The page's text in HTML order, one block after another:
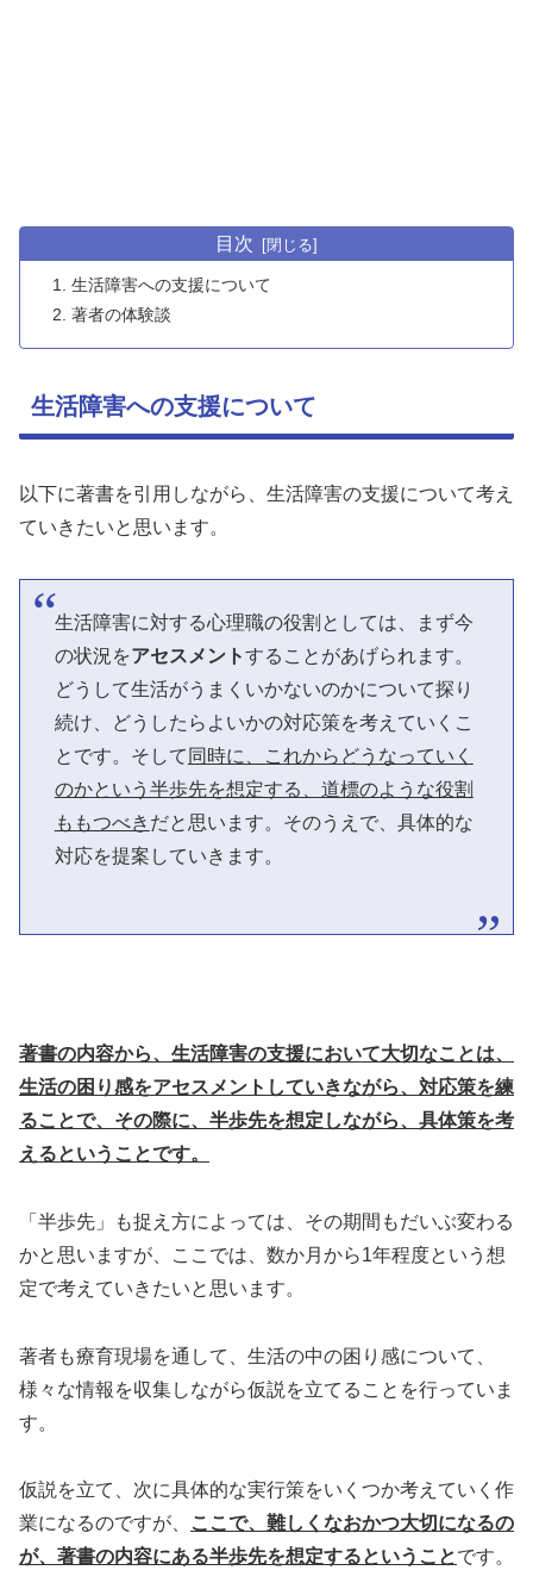
目次
生活障害への支援について
著者の体験談
生活障害への支援について
以下に著書を引用しながら、生活障害の支援について考え
ていきたいと思います。
生活障害に対する心理職の役割としては、まず今
の状況をアセスメントすることがあげられます。
どうして生活がうまくいかないのかについて探り
続け、どうしたらよいかの対応策を考えていくこ
とです。そして 同時に、これからどうなっていく
のかという半歩先を想定する、道標のような役割
ももつべき だと思います。そのうえで、具体的な
対応を提案していきます。
著書の内容から、生活障害の支援において大切なことは、
生活の困り感をアセスメントしていきながら、対応策を練
ることで、その際に、半歩先を想定しながら、具体策を考
えるということです。
「半歩先」も捉え方によっては、その期間もだいぶ変わる
かと思いますが、ここでは、数か月から1年程度という想
定で考えていきたいと思います。
著者も療育現場を通して、生活の中の困り感について、
様々な情報を収集しながら仮説を立てることを行っていま
す。
仮説を立て、次に具体的な実行策をいくつか考えていく作
業になるのですが、
ここで、難しくなおかつ大切になるの
が、著書の内容にある半歩先を想定するということです。